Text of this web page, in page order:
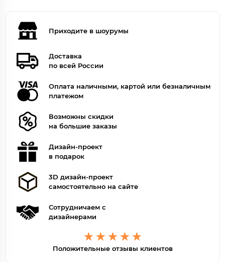
Приходите в шоурумы
Доставка
по всей России
Оплата наличными, картой или безналичным
платежом
Возможны скидки
на большие заказы
Дизайн-проект
в подарок
3D дизайн-проект
самостоятельно на сайте
Сотрудничаем с
дизайнерами
Положительные отзывы клиентов